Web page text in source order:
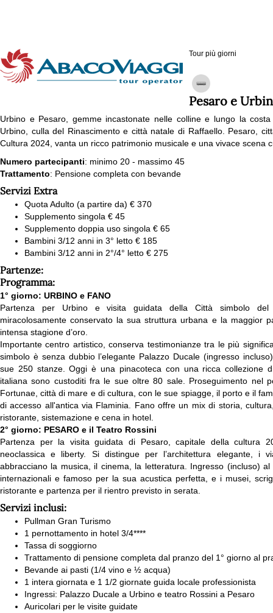
Tour più giorni
Pesaro e
Urbino e Pesaro, gemme incastonate nelle colline e lungo la
Urbino, culla del Rinascimento e città natale di Raffaello. Pesaro,
Cultura 2024, vanta un ricco patrimonio musicale e una vivace scena
Numero partecipanti: minimo 20 - massimo 45
Trattamento: Pensione completa con bevande
Servizi Extra
Quota Adulto (a partire da) € 370
Supplemento singola € 45
Supplemento doppia uso singola € 65
Bambini 3/12 anni in 3° letto € 185
Bambini 3/12 anni in 2°/4° letto € 275
Partenze:
Programma:
1° giorno: URBINO e FANO
Partenza per Urbino e visita guidata della Città simbolo del
miracolosamente conservato la sua struttura urbana e la maggior
intensa stagione d’oro.
Importante centro artistico, conserva testimonianze tra le più
simbolo è senza dubbio l’elegante Palazzo Ducale (ingresso
sue 250 stanze. Oggi è una pinacoteca con una ricca collezione
italiana sono custoditi fra le sue oltre 80 sale. Proseguimento nel
Fortunae, città di mare e di cultura, con le sue spiagge, il porto e il
di accesso all'antica via Flaminia. Fano offre un mix di storia,
ristorante, sistemazione e cena in hotel.
2° giorno: PESARO e il Teatro Rossini
Partenza per la visita guidata di Pesaro, capitale della cultura
neoclassica e liberty. Si distingue per l’architettura elegante, i
abbracciano la musica, il cinema, la letteratura. Ingresso (incluso)
internazionali e famoso per la sua acustica perfetta, e i musei,
ristorante e partenza per il rientro previsto in serata.
Servizi inclusi:
Pullman Gran Turismo
1 pernottamento in hotel 3/4****
Tassa di soggiorno
Trattamento di pensione completa dal pranzo del 1° giorno al
Bevande ai pasti (1/4 vino e ½ acqua)
1 intera giornata e 1 1/2 giornate guida locale professionista
Ingressi: Palazzo Ducale a Urbino e teatro Rossini a Pesaro
Auricolari per le visite guidate